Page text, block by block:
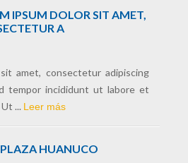
IPSUM DOLOR SIT AMET,
A
amet, consectetur adipiscing
tempor incididunt ut labore et
... Leer más
PLAZA HUANUCO